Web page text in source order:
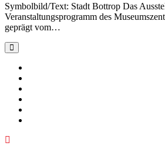
Symbolbild/Text: Stadt Bottrop Das
Veranstaltungsprogramm des
geprägt vom…